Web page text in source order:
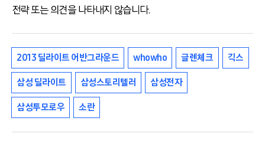
전략 또는 의견을 나타내지 않습니다.
2013 딜라이트 어반그라운드 whowho 글렌체크 긱스
삼성 딜라이트 삼성스토리텔러 삼성전자
삼성투모로우 소란